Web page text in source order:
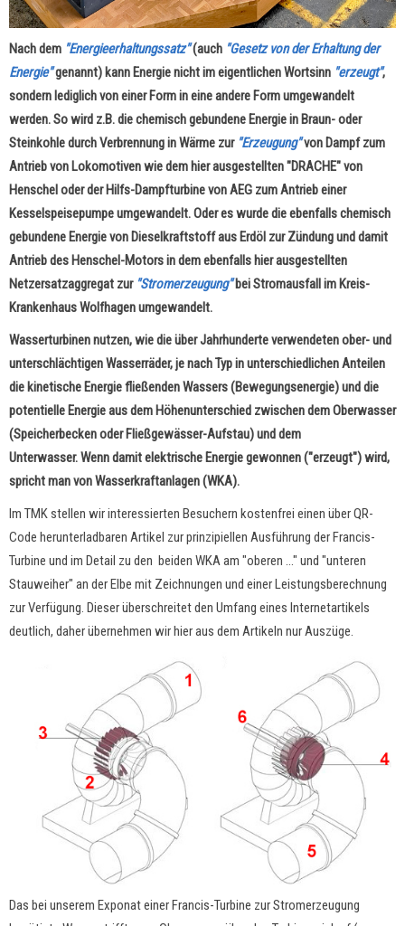
Nach dem "Energieerhaltungssatz"(auch "Gesetz von der Erhaltung der
Energie"genannt) kann Energie nicht im eigentlichen Wortsinn "erzeugt",
sondern lediglich von einer Form in eine andere Form umgewandelt
werden. So wird z.B. die chemisch gebundene Energie in Braun- oder
Steinkohle durch Verbrennung in Wärme zur "Erzeugung"von Dampf zum
Antrieb von Lokomotiven wie dem hier ausgestellten "DRACHE" von
Henschel oder der Hilfs-Dampfturbine von AEG zum Antrieb einer
Kesselspeisepumpe umgewandelt. Oder es wurde die ebenfalls chemisch
gebundene Energie von Dieselkraftstoff aus Erdöl zur Zündung und damit
Antrieb des Henschel-Motors in dem ebenfalls hier ausgestellten
Netzersatzaggregat zur "Stromerzeugung"bei Stromausfall im Kreis-
Krankenhaus Wolfhagen umgewandelt.
Wasserturbinen nutzen, wie die über Jahrhunderte verwendeten ober- und
unterschlächtigen Wasserräder, je nach Typ in unterschiedlichen Anteilen
die kinetische Energie fließenden Wassers (Bewegungsenergie) und die
potentielle Energie aus dem Höhenunterschied zwischen dem Oberwasser
(Speicherbecken oder Fließgewässer-Aufstau) und dem
Unterwasser. Wenn damit elektrische Energie gewonnen ("erzeugt") wird,
spricht man von Wasserkraftanlagen (WKA).
Im TMK stellen wir interessierten Besuchern kostenfrei einen über QR-
Code herunterladbaren Artikel zur prinzipiellen Ausführung der Francis-
Turbine und im Detail zu den beiden WKA am "oberen ..." und "unteren
Stauweiher" an der Elbe mit Zeichnungen und einer Leistungsberechnung
zur Verfügung. Dieser überschreitet den Umfang eines Internetartikels
deutlich, daher übernehmen wir hier aus dem Artikeln nur Auszüge.
Das bei unserem Exponat einer Francis-Turbine zur Stromerzeugung